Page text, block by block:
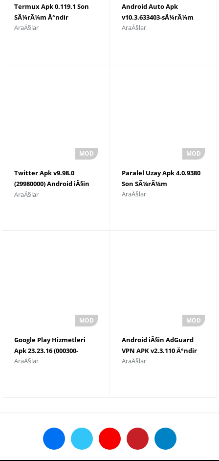
Termux Apk 0.119.1 Son
SÃ¼rÃ¼m Ä°ndir
AraÃ§lar
Android Auto Apk
v10.3.633403-sÃ¼rÃ¼m
(103633403) Ä°ndir 2023
AraÃ§lar
Twitter Apk v9.98.0
(29980000) Android iÃ§in
Ä°ndir
AraÃ§lar
Paralel Uzay Apk 4.0.9380
Son SÃ¼rÃ¼m
AraÃ§lar
Google Play Hizmetleri
Apk 23.23.16 (000300-
540660214) (232316000) Son
AraÃ§lar
Android iÃ§in AdGuard
VPN APK v2.3.110 Ä°ndir
AraÃ§lar